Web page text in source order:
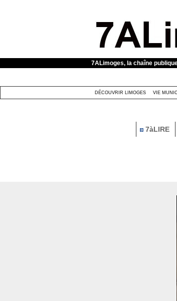
7ALimoges, la chaîne
DÉCOUVRIR LIMOGES VIE
7àLIRE